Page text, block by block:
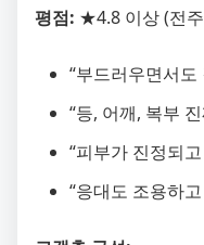
평점: ★4.8 이상 (전
“부드러우면서
“등, 어깨, 복부
“피부가 진정되
“응대도 조용하